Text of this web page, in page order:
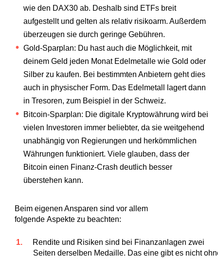
wie den DAX30 ab. Deshalb sind ETFs breit
aufgestellt und gelten als relativ risikoarm. Außerdem
überzeugen sie durch geringe Gebühren.
Gold-Sparplan: Du hast auch die Möglichkeit, mit
deinem Geld jeden Monat Edelmetalle wie Gold oder
Silber zu kaufen. Bei bestimmten Anbietern geht dies
auch in physischer Form. Das Edelmetall lagert dann
in Tresoren, zum Beispiel in der Schweiz.
Bitcoin-Sparplan: Die digitale Kryptowährung wird bei
vielen Investoren immer beliebter, da sie weitgehend
unabhängig von Regierungen und herkömmlichen
Währungen funktioniert. Viele glauben, dass der
Bitcoin einen Finanz-Crash deutlich besser
überstehen kann.
Beim eigenen Ansparen sind vor allem
folgende Aspekte zu beachten:
Rendite und Risiken sind bei Finanzanlagen zwei
Seiten derselben Medaille. Das eine gibt es nicht